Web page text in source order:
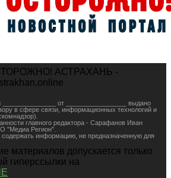
АСТРАХАНЬ -
_______________ от _________________ выдано
в сфере связи, информационных технологий и
главного редактора - Сарафанов Иван
"Медиа Регион".
информацию, не предназначенную для
материалов допускается только
гиперссылки на